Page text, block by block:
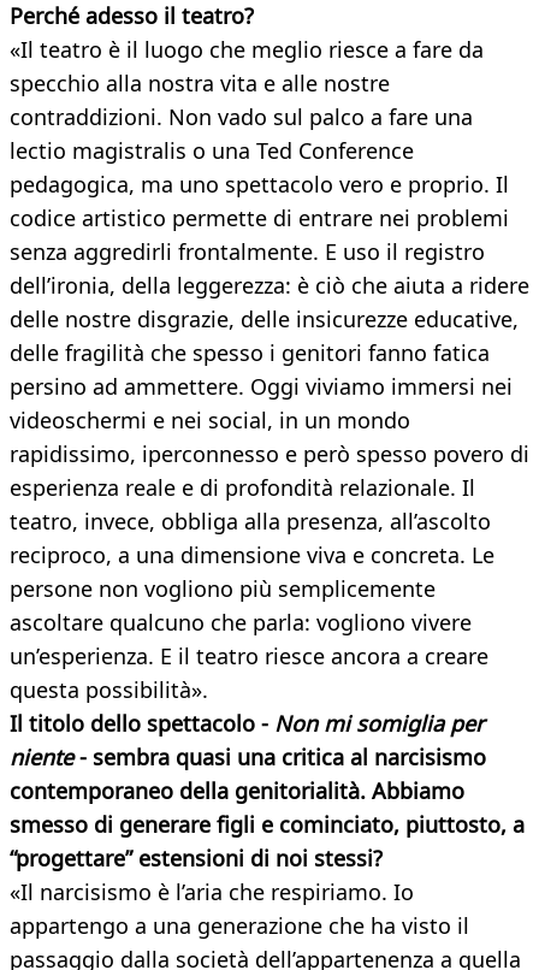
Perché adesso il teatro?
«Il teatro è il luogo che meglio riesce a fare da
specchio alla nostra vita e alle nostre
contraddizioni. Non vado sul palco a fare una
lectio magistralis o una Ted Conference
pedagogica, ma uno spettacolo vero e proprio. Il
codice artistico permette di entrare nei problemi
senza aggredirli frontalmente. E uso il registro
dell’ironia, della leggerezza: è ciò che aiuta a ridere
delle nostre disgrazie, delle insicurezze educative,
delle fragilità che spesso i genitori fanno fatica
persino ad ammettere. Oggi viviamo immersi nei
videoschermi e nei social, in un mondo
rapidissimo, iperconnesso e però spesso povero di
esperienza reale e di profondità relazionale. Il
teatro, invece, obbliga alla presenza, all’ascolto
reciproco, a una dimensione viva e concreta. Le
persone non vogliono più semplicemente
ascoltare qualcuno che parla: vogliono vivere
un’esperienza. E il teatro riesce ancora a creare
questa possibilità».
Il titolo dello spettacolo - Non mi somiglia per
niente- sembra quasi una critica al narcisismo
contemporaneo della genitorialità. Abbiamo
smesso di generare figli e cominciato, piuttosto, a
“progettare” estensioni di noi stessi?
«Il narcisismo è l’aria che respiriamo. Io
appartengo a una generazione che ha visto il
passaggio dalla società dell’appartenenza a quella